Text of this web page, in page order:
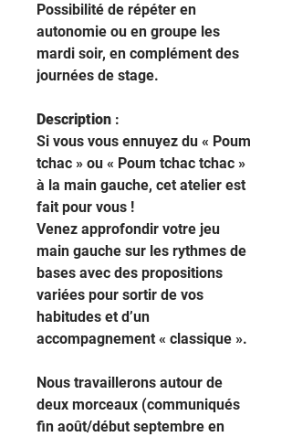
Possibilité de répéter en
autonomie ou en groupe les
mardi soir, en complément des
journées de stage.
Description :
Si vous vous ennuyez du « Poum
tchac » ou « Poum tchac tchac »
à la main gauche, cet atelier est
fait pour vous !
Venez approfondir votre jeu
main gauche sur les rythmes de
bases avec des propositions
variées pour sortir de vos
habitudes et d’un
accompagnement « classique ».
Nous travaillerons autour de
deux morceaux (communiqués
fin août/début septembre en